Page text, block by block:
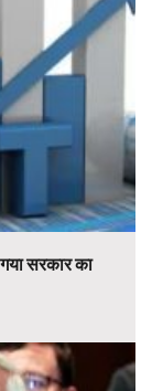
सरकार का